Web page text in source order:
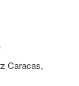
Caracas,